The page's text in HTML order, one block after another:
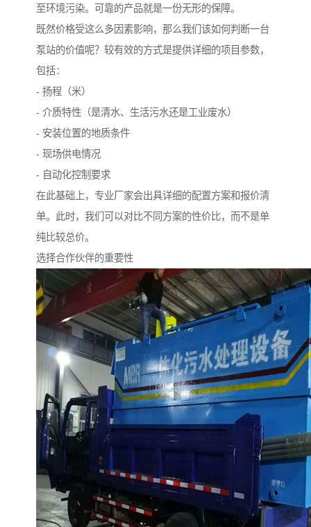
至环境污染。可靠的产品就是一份无形的保障。
既然价格受这么多因素影响，那么我们该如何判断一台
泵站的价值呢？较有效的方式是提供详细的项目参数，
包括：
- 扬程（米）
- 介质特性（是清水、生活污水还是工业废水）
- 安装位置的地质条件
- 现场供电情况
- 自动化控制要求
在此基础上，专业厂家会出具详细的配置方案和报价清
单。此时，我们可以对比不同方案的性价比，而不是单
纯比较总价。
选择合作伙伴的重要性